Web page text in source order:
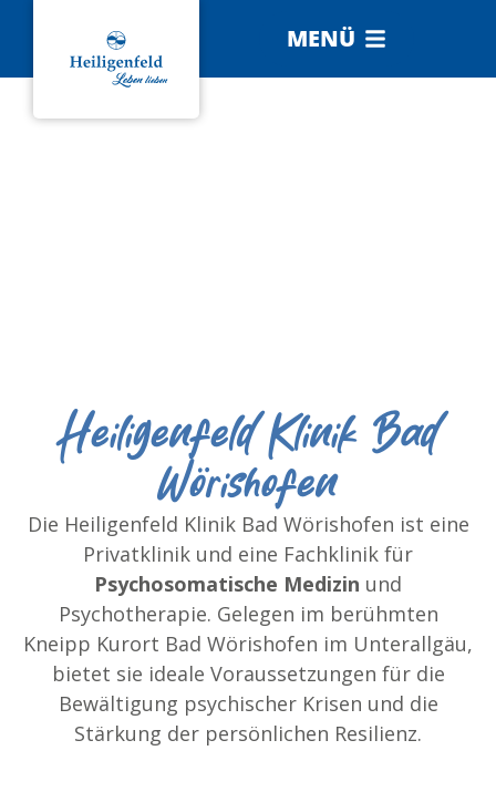
MENÜ
Heiligenfeld Klinik Bad
Wörishofen
Die Heiligenfeld Klinik Bad Wörishofen ist eine
Privatklinik und eine Fachklinik für
Psychosomatische Medizin und
Psychotherapie. Gelegen im berühmten
Kneipp Kurort Bad Wörishofen im Unterallgäu,
bietet sie ideale Voraussetzungen für die
Bewältigung psychischer Krisen und die
Stärkung der persönlichen Resilienz.